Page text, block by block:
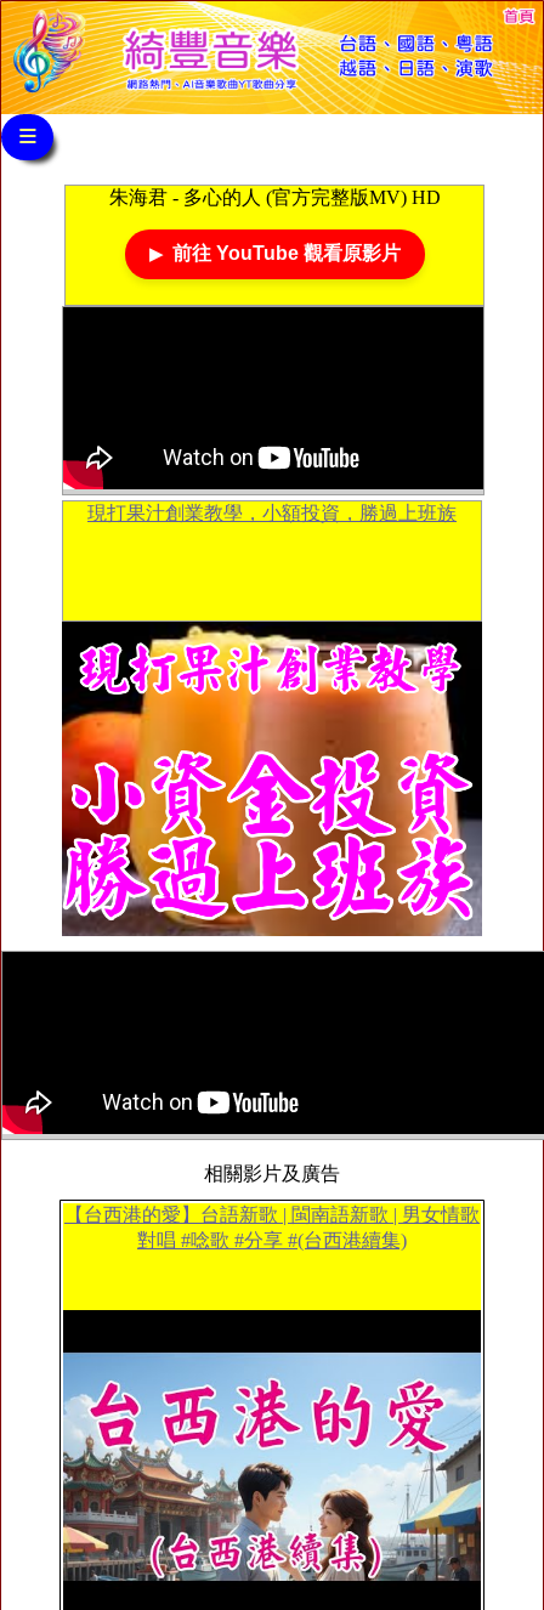
≡
朱海君 - 多心的人 (官方完整版MV) HD
前往 YouTube 觀看原影片
現打果汁創業教學，小額投資，勝過上班族
相關影片及廣告
【台西港的愛】台語新歌 | 閩南語新歌 | 男女情歌
對唱 #唸歌 #分享 #(台西港續集)